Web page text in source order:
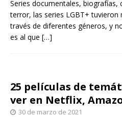
Series documentales, biografías,
terror, las series LGBT+ tuvieron
través de diferentes géneros, y
es al que […]
25 películas de
ver en Netflix,
30 de marzo de 2021